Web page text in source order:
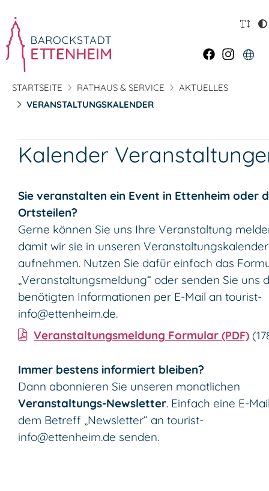
STARTSEITE RATHAUS & SERVICE
AKTUELLES
VERANSTALTUNGSKALENDER
Kalender
Sie veranstalten ein Event in Ettenheim oder
Ortsteilen?
Gerne können Sie uns Ihre Veranstaltung
damit wir sie in unseren Veranstaltungskalender
aufnehmen. Nutzen Sie dafür einfach das
„Veranstaltungsmeldung“ oder senden Sie uns
benötigten Informationen per E-Mail an tourist-
info@ettenheim.de.
Veranstaltungsmeldung Formular (PDF)
Immer bestens informiert bleiben?
Dann abonnieren Sie unseren monatlichen
Veranstaltungs-Newsletter. Einfach eine E-
dem Betreff „Newsletter“ an tourist-
info@ettenheim.de senden.